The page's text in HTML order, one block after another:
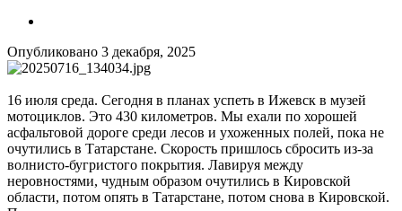
Опубликовано 3 декабря, 2025
16 июля среда. Сегодня в планах успеть в Ижевск в музей
мотоциклов. Это 430 километров. Мы ехали по хорошей
асфальтовой дороге среди лесов и ухоженных полей, пока не
очутились в Татарстане. Скорость пришлось сбросить из-за
волнисто-бугристого покрытия. Лавируя между
неровностями, чудным образом очутились в Кировской
области, потом опять в Татарстане, потом снова в Кировской.